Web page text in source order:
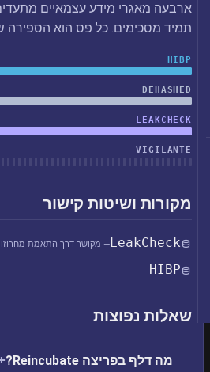
ארבעה מאגרי מידע עצמאיים מתעדים
תמיד מסכימים. כל פס הוא הספירה
HIBP
DEHASHED
LEAKCHECK
VIGILANTE
מקורות ושיטות קישור
LeakCheck— מקושר דרך התאמת מחרוזות
HIBP
שאלות נפוצות
מה דלף בפריצה Reincubate?